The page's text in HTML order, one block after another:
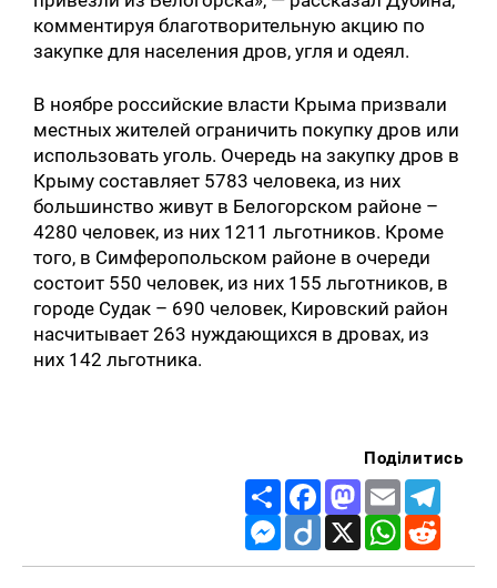
комментируя благотворительную акцию по
закупке для населения дров, угля и одеял.
В ноябре российские власти Крыма призвали
местных жителей ограничить покупку дров или
использовать уголь. Очередь на закупку дров в
Крыму составляет 5783 человека, из них
большинство живут в Белогорском районе –
4280 человек, из них 1211 льготников. Кроме
того, в Симферопольском районе в очереди
состоит 550 человек, из них 155 льготников, в
городе Судак – 690 человек, Кировский район
насчитывает 263 нуждающихся в дровах, из
них 142 льготника.
Поділитись
Share FacebookMastodon
Email
Messenger
Diigo X WhatsApp